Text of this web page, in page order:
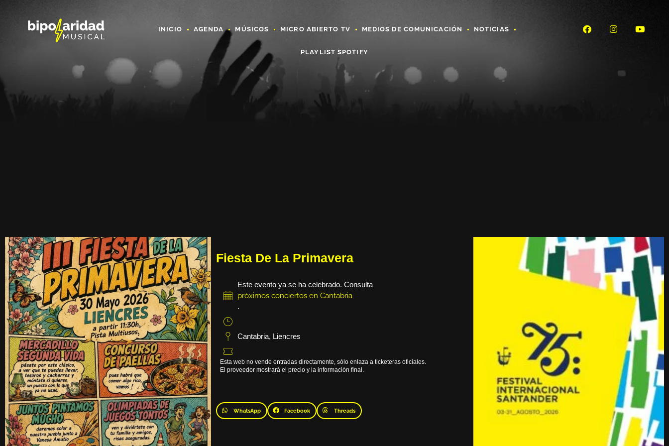
INICIO AGENDA MÚSICOS MICRO ABIERTO TV MEDIOS DE COMUNICACIÓN NOTICIAS
PLAYLIST SPOTIFY
Fiesta De La Primavera
Este evento ya se ha celebrado. Consulta
próximos conciertos en Cantabria
.
Cantabria, Liencres
Esta web no vende entradas directamente, sólo enlaza a ticketeras oficiales.
El proveedor mostrará el precio y la información final.
WhatsApp Facebook Threads